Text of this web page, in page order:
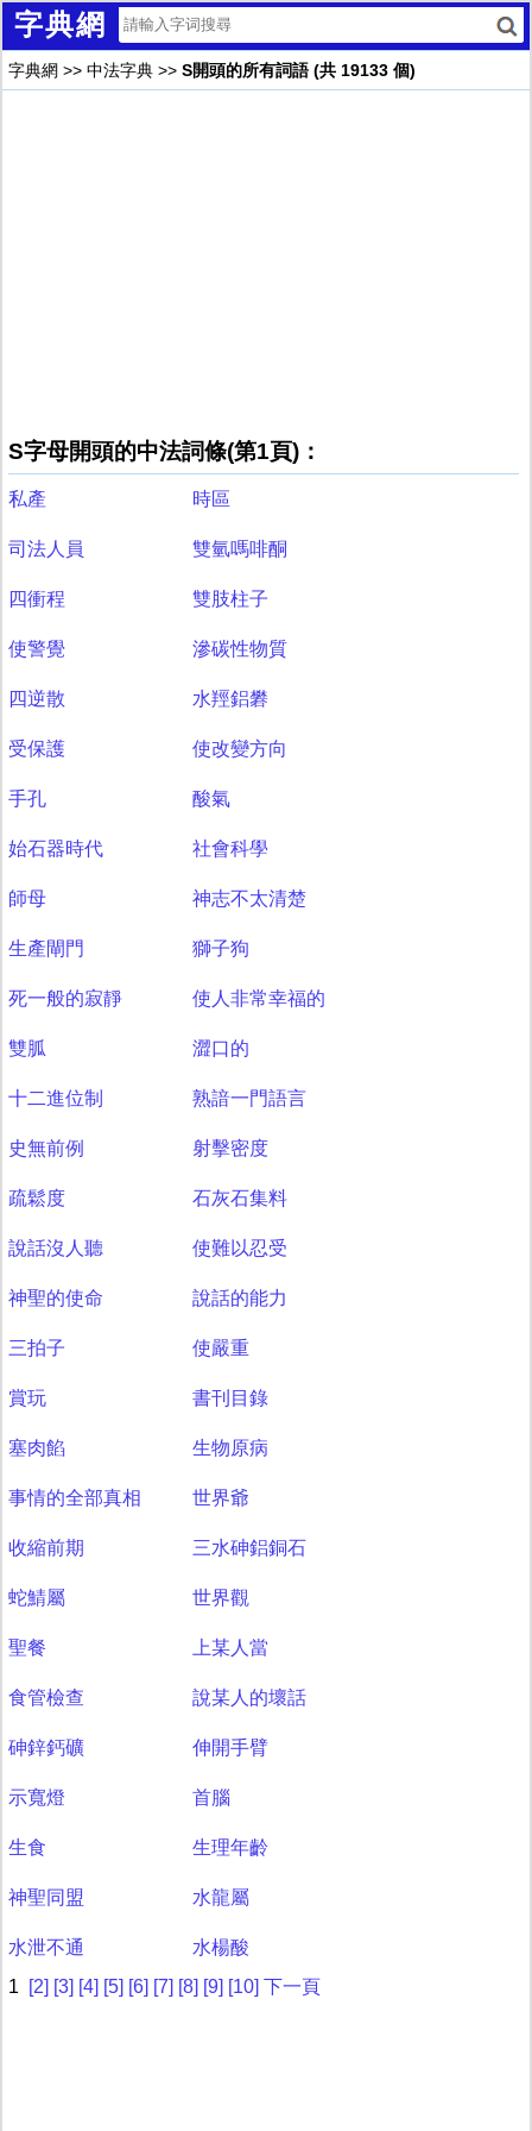
字典網
字典網 >> 中法字典 >> S開頭的所有詞語 (共 19133 個)
S字母開頭的中法詞條(第1頁)：
私產 時區
司法人員 雙氫嗎啡酮
四衝程 雙肢柱子
使警覺 滲碳性物質
四逆散 水羥鋁礬
受保護 使改變方向
手孔 酸氣
始石器時代 社會科學
師母 神志不太清楚
生產閘門 獅子狗
死一般的寂靜 使人非常幸福的
雙胍 澀口的
十二進位制 熟諳一門語言
史無前例 射擊密度
疏鬆度 石灰石集料
說話沒人聽 使難以忍受
神聖的使命 說話的能力
三拍子 使嚴重
賞玩 書刊目錄
塞肉餡 生物原病
事情的全部真相 世界爺
收縮前期 三水砷鋁銅石
蛇鯖屬 世界觀
聖餐 上某人當
食管檢查 說某人的壞話
砷鋅鈣礦 伸開手臂
示寬燈 首腦
生食 生理年齡
神聖同盟 水龍屬
水泄不通
水楊酸
1
[2] [3] [4] [5] [6] [7] [8] [9] [10] 下一頁